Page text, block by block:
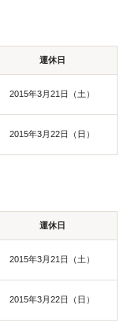
ビス内容
情報
運休日
2015年3月21日（土）
2015年3月22日（日）
運休日
2015年3月21日（土）
2015年3月22日（日）